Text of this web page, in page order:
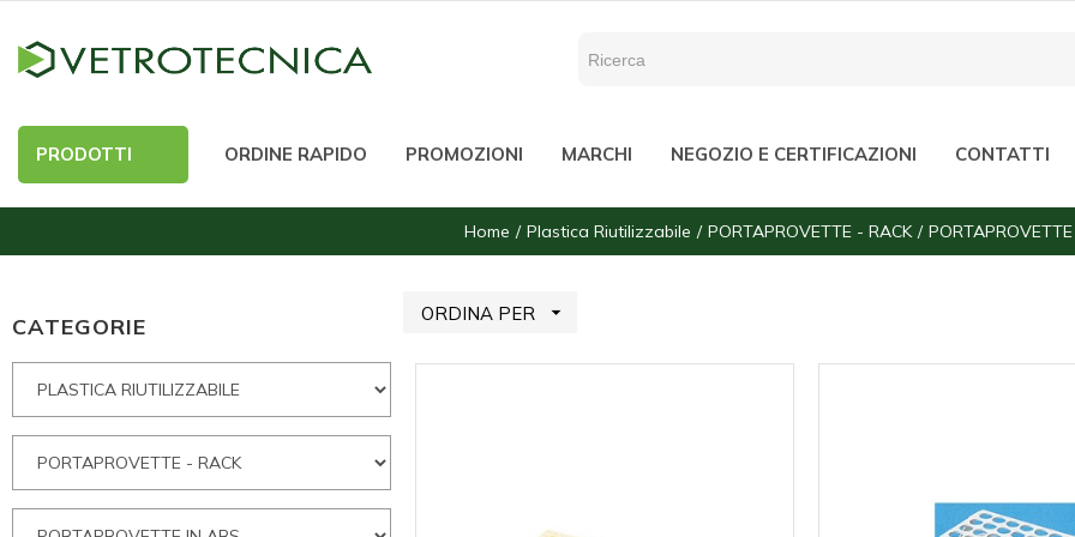
PRODOTTI ORDINE RAPIDO PROMOZIONI MARCHI NEGOZIO E CERTIFICAZIONI CONTATTI
Home Plastica Riutilizzabile PORTAPROVETTE - RACK
CATEGORIE ORDINA PER 